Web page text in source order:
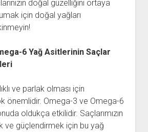
doğal güzelliğini ortaya
için doğal yağları
6 Yağ Asitlerinin Saçlar
ve parlak olması için
önemlidir. Omega-3 ve Omega-6
oldukça etkilidir. Saçlarımızın
ve güçlendirmek için bu yağ